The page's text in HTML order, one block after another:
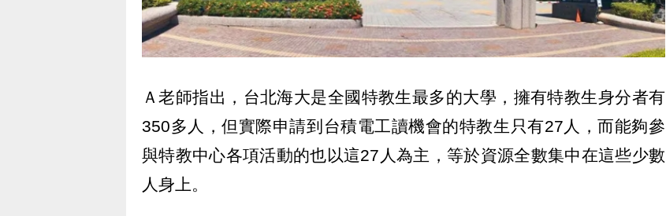
Ａ老師指出，台北海大是全國特教生最多的大學，擁有特教生身分者有
350多人，但實際申請到台積電工讀機會的特教生只有27人，而能夠參
與特教中心各項活動的也以這27人為主，等於資源全數集中在這些少數
人身上。